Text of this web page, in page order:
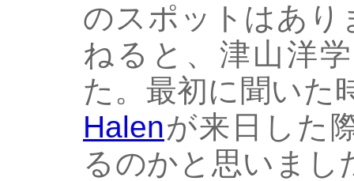
のスポットはあり
ねると、津山洋
た。最初に聞いた
Halenが来日した
るのかと思いまし